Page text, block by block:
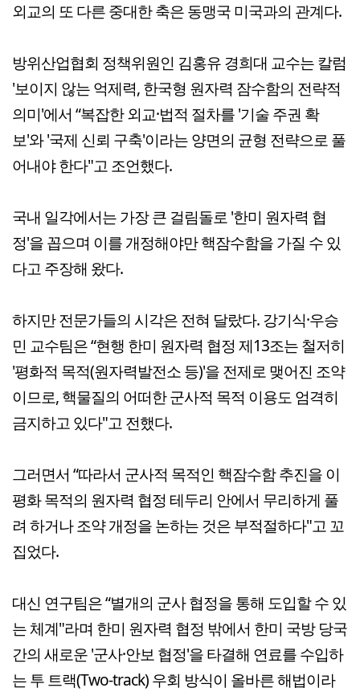
외교의 또 다른 중대한 축은 동맹국 미국과의 관계다.
방위산업협회 정책위원인 김홍유 경희대 교수는 칼럼
'보이지 않는 억제력, 한국형 원자력 잠수함의 전략적
의미'에서 “복잡한 외교·법적 절차를 '기술 주권 확
보'와 '국제 신뢰 구축'이라는 양면의 균형 전략으로 풀
어내야 한다"고 조언했다.
국내 일각에서는 가장 큰 걸림돌로 '한미 원자력 협
정'을 꼽으며 이를 개정해야만 핵잠수함을 가질 수 있
다고 주장해 왔다.
하지만 전문가들의 시각은 전혀 달랐다. 강기식·우승
민 교수팀은 “현행 한미 원자력 협정 제13조는 철저히
'평화적 목적(원자력발전소 등)'을 전제로 맺어진 조약
이므로, 핵물질의 어떠한 군사적 목적 이용도 엄격히
금지하고 있다"고 전했다.
그러면서 “따라서 군사적 목적인 핵잠수함 추진을 이
평화 목적의 원자력 협정 테두리 안에서 무리하게 풀
려 하거나 조약 개정을 논하는 것은 부적절하다"고 꼬
집었다.
대신 연구팀은 “별개의 군사 협정을 통해 도입할 수 있
는 체계"라며 한미 원자력 협정 밖에서 한미 국방 당국
간의 새로운 '군사·안보 협정'을 타결해 연료를 수입하
는 투 트랙(Two-track) 우회 방식이 올바른 해법이라